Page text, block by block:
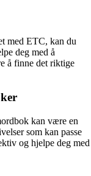
med ETC, kan du
deg med å
å finne det riktige
kan være en
som kan passe
og hjelpe deg med